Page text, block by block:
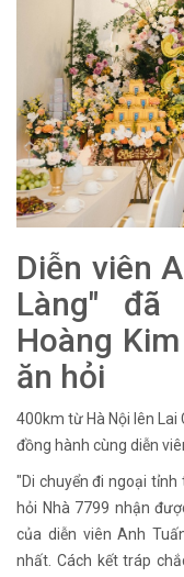
Diễn viên
Làng"
Hoàng
ăn hỏi
400km từ Hà Nội lên Lai
đồng hành cùng diễn
"Di chuyển đi ngoại
hỏi Nhà 7799 nhận
của diễn viên Anh
nhất. Cách kết tráp